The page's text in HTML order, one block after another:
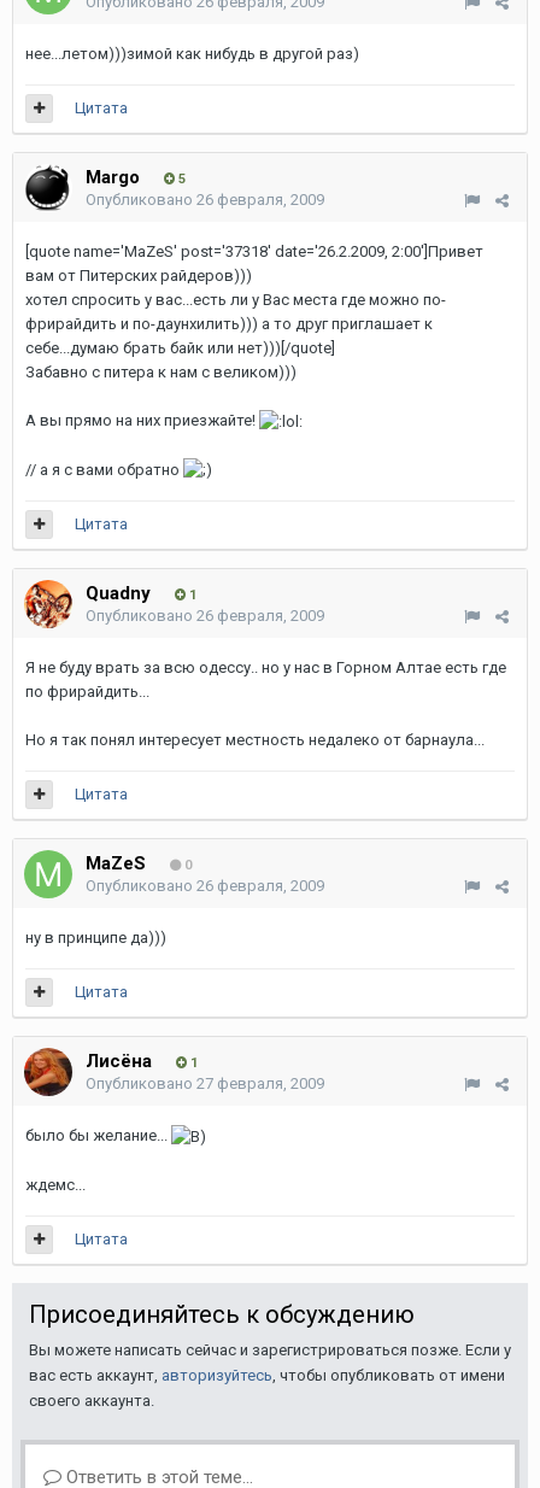
нее...летом)))зимой как нибудь в другой раз)
Цитата
Margo 5
Опубликовано 26 февраля, 2009
[quote name='MaZeS' post='37318' date='26.2.2009, 2:00']Привет
вам от Питерских райдеров)))
хотел спросить у вас...есть ли у Вас места где можно по-
фрирайдить и по-даунхилить))) а то друг приглашает к
себе...думаю брать байк или нет)))[/quote]
Забавно с питера к нам с великом)))
А вы прямо на них приезжайте!
// а я с вами обратно
Цитата
Quadny 1
Опубликовано 26 февраля, 2009
Я не буду врать за всю одессу.. но у нас в Горном Алтае есть где
по фрирайдить...
Но я так понял интересует местность недалеко от барнаула...
Цитата
MaZeS 0
Опубликовано 26 февраля, 2009
ну в принципе да)))
Цитата
Лисёна 1
Опубликовано 27 февраля, 2009
было бы желание...
ждемс...
Цитата
Присоединяйтесь к обсуждению
Вы можете написать сейчас и зарегистрироваться позже. Если у
вас есть аккаунт, авторизуйтесь, чтобы опубликовать от имени
своего аккаунта.
Ответить в этой теме...